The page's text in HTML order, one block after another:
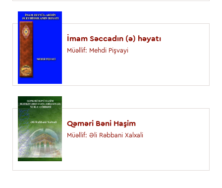
İmam Səccadın (ə) həyatı
Müəllif: Mehdi Pişvayi
Qəməri Bəni Haşim
Müəllif: Əli Rəbbani Xalxali